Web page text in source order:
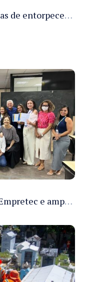
PMAM apreende 16,6 toneladas de entorpecentes e registra aumento nas prisões em flagrante e nas capturas de foragidos no primeiro semestre de 2026
Manaus forma 345ª turma do Empretec e amplia qualificação de empreendedores na cidade